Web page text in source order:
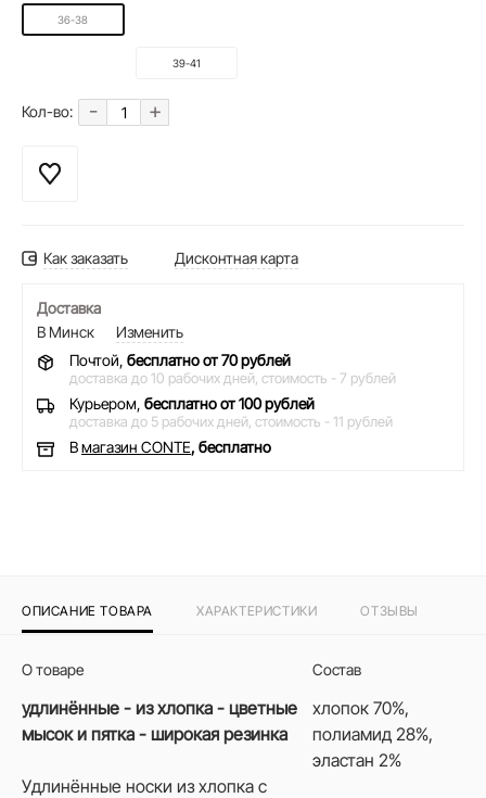
36-38
39-41
Кол-во: - +
Как заказать Дисконтная карта
Доставка
В Минск
Изменить
Почтой, бесплатно от 70 рублей
доставка до 10 рабочих дней, стоимость - 7 рублей
Курьером, бесплатно от 100 рублей
доставка до 5 рабочих дней, стоимость - 11 рублей
Вмагазин CONTE, бесплатно
ОПИСАНИЕ ТОВАРА ХАРАКТЕРИСТИКИ ОТЗЫВЫ
О товаре
удлинённые - из хлопка - цветные
мысок и пятка - широкая резинка
Удлинённые носки из хлопка с
Состав
хлопок 70%,
полиамид 28%,
эластан 2%